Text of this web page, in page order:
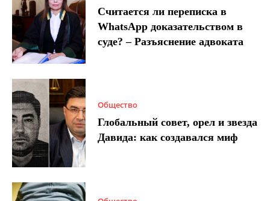
Считается ли переписка в
WhatsApp доказательством в
суде? – Разъяснение адвоката
Общество
Глобальный совет, орел и звезда
Давида: как создавался миф